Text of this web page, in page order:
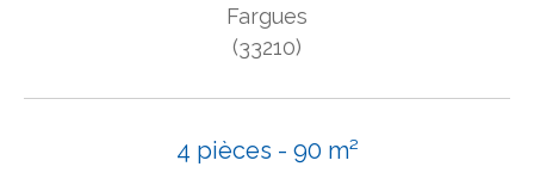
Fargues
(33210)
4 pièces - 90 m²